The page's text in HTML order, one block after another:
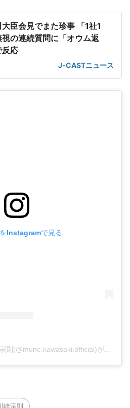
臣会見でまた珍事 「1社1
視の連続質問に「オウム返
反応
J-CASTニュース
Instagramで見る
崎宗則